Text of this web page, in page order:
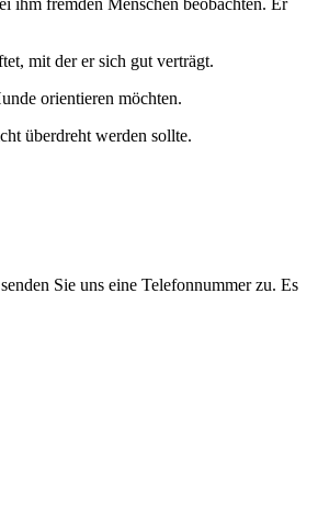
mit der er sich gut verträgt.
orientieren möchten.
überdreht werden sollte.
Sie uns eine Telefonnummer zu. Es